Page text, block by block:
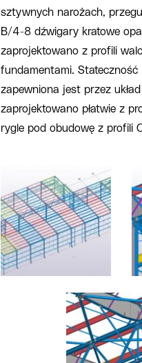
sztywnych narożach,
B/4-8 dźwigary kratowe
zaprojektowano z profili
fundamentami. Stateczność
zapewniona jest przez
zaprojektowano płatwie z
rygle pod obudowę z profili